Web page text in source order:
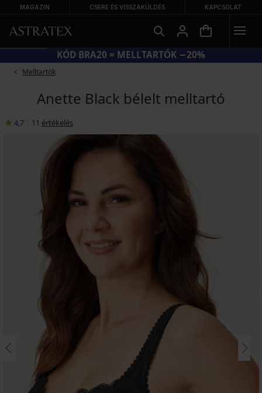
MAGAZIN CSERE ÉS VISSZAKÜLDÉS KAPCSOLAT
KÓD BRA20 = MELLTARTÓK −20%
Melltartók
Anette Black bélelt melltartó
4,7 11 értékelés